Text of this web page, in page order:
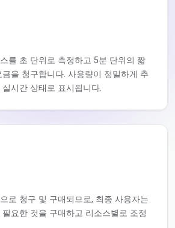
를 초 단위로 측정하고 5분 단위의 짧
을 청구합니다. 사용량이 정밀하게 추
시간 상태로 표시됩니다.
로 청구 및 구매되므로, 최종 사용자는
요한 것을 구매하고 리소스별로 조정